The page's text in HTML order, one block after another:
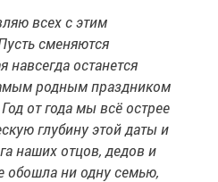
всех с этим
сменяются
навсегда останется
родным праздником
от года мы всё острее
глубину этой даты и
наших отцов, дедов и
обошла ни одну семью,